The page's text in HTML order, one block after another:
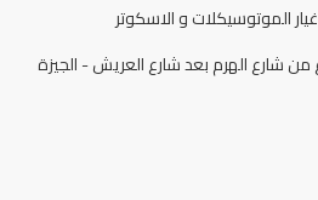
الموتوسيكلات و الاسكوتر
شارع الهرم بعد شارع العريش - الجيزة